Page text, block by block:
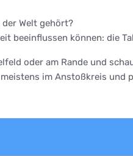
Welt gehört?
beeinflussen können: die
oder am Rande und
im Anstoßkreis und